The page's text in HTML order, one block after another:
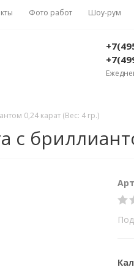
Фото работ Шоу-рум
0,24 карат (Вес: 4 гр.)